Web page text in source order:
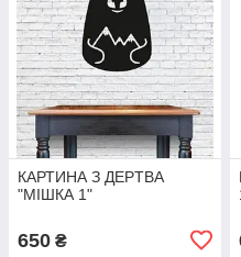
КАРТИНА З ДЕРTВА
"МІШКА 1"
650 ₴